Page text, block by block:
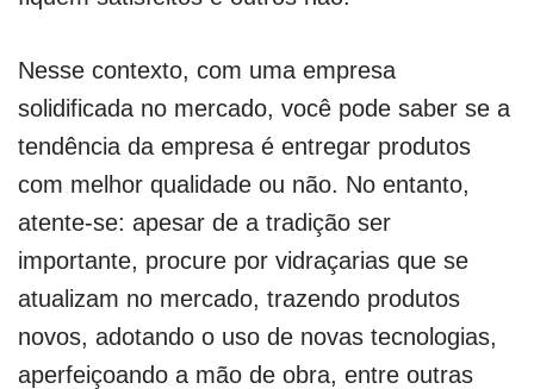
Nesse contexto, com uma empresa
solidificada no mercado, você pode saber se a
tendência da empresa é entregar produtos
com melhor qualidade ou não. No entanto,
atente-se: apesar de a tradição ser
importante, procure por vidraçarias que se
atualizam no mercado, trazendo produtos
novos, adotando o uso de novas tecnologias,
aperfeiçoando a mão de obra, entre outras